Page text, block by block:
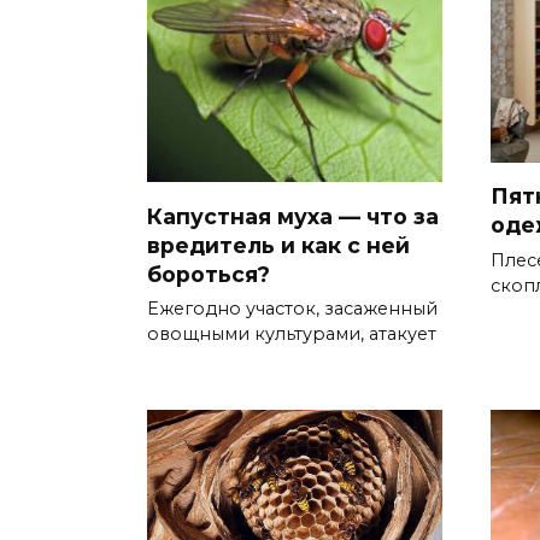
Капустная муха — что за
вредитель и как с ней
бороться?
Ежегодно участок, засаженный
овощными культурами, атакует